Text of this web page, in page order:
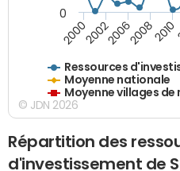
Ressources
Moyenne nationale
Moyenne villages
20002002200620082010
0
© JDN 2026
Répartition des
d'investissement de